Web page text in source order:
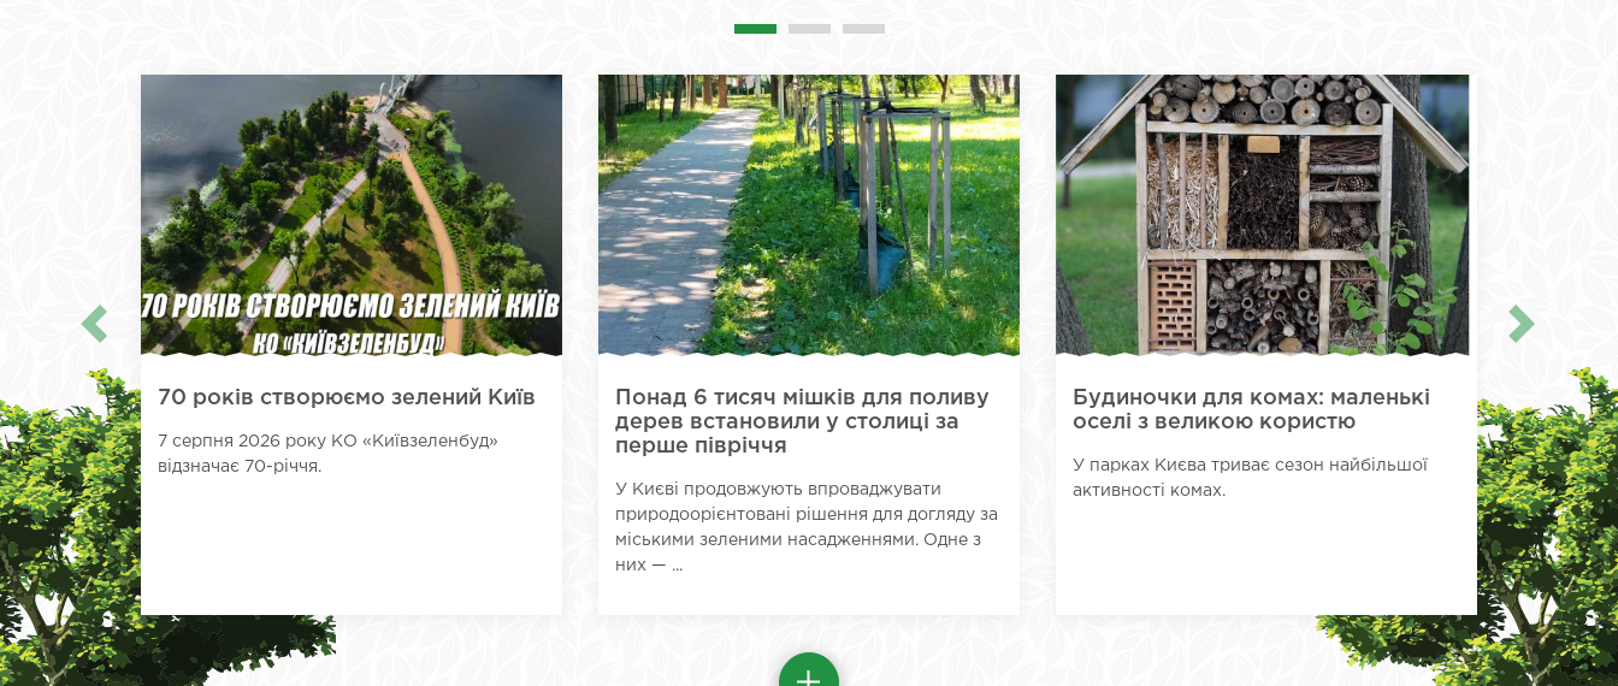
70 років створюємо зелений Київ
7 серпня 2026 року КО «Київзеленбуд»
відзначає 70-річчя.
Понад 6 тисяч мішків для поливу
дерев встановили у столиці за
перше півріччя
У Києві продовжують впроваджувати
природоорієнтовані рішення для догляду за
міськими зеленими насадженнями. Одне з
них — ...
Будиночки для комах: маленькі
оселі з великою користю
У парках Києва триває сезон найбільшої
активності комах.
У
роботи з
сучасний